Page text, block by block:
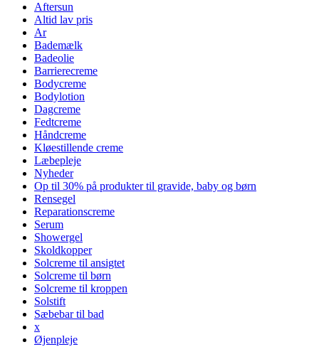
Aftersun
Altid lav pris
Ar
Bademælk
Badeolie
Barrierecreme
Bodycreme
Bodylotion
Dagcreme
Fedtcreme
Håndcreme
Kløestillende creme
Læbepleje
Nyheder
Op til 30% på produkter til gravide, baby og børn
Rensegel
Reparationscreme
Serum
Showergel
Skoldkopper
Solcreme til ansigtet
Solcreme til børn
Solcreme til kroppen
Solstift
Sæbebar til bad
x
Øjenpleje